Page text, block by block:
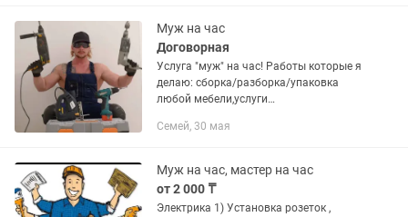
Муж на час
Договорная
Услуга "муж" на час! Работы которые я
делаю: сборка/разборка/упаковка
любой мебели,услуги
болгарки (навесить
т.д.).Мелкосрочный...
Семей, 30 мая
Муж на час, мастер на час
от 2 000 ₸
Электрика 1) Установка розеток ,